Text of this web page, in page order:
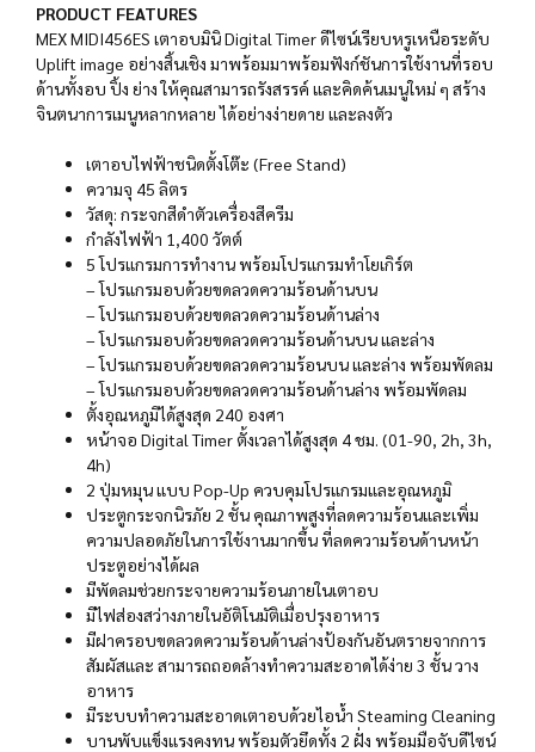
PRODUCT FEATURES
MEX MIDI456ES เตาอบมินิ Digital Timer ดีไซน์เรียบหรูเหนือระดับ
Uplift image อย่างสิ้นเชิง มาพร้อมมาพร้อมฟังก์ชันการใช้งานที่รอบ
ด้านทั้งอบ ปิ้ง ย่าง ให้คุณสามารถรังสรรค์ และคิดค้นเมนูใหม่ ๆ สร้าง
จินตนาการเมนูหลากหลาย ได้อย่างง่ายดาย และลงตัว
เตาอบไฟฟ้าชนิดตั้งโต๊ะ (Free Stand)
ความจุ 45 ลิตร
วัสดุ: กระจกสีดำตัวเครื่องสีครีม
กำลังไฟฟ้า 1,400 วัตต์
5 โปรแกรมการทำงาน พร้อมโปรแกรมทำโยเกิร์ต
– โปรแกรมอบด้วยขดลวดความร้อนด้านบน
– โปรแกรมอบด้วยขดลวดความร้อนด้านล่าง
– โปรแกรมอบด้วยขดลวดความร้อนด้านบน และล่าง
– โปรแกรมอบด้วยขดลวดความร้อนบน และล่าง พร้อมพัดลม
– โปรแกรมอบด้วยขดลวดความร้อนด้านล่าง พร้อมพัดลม
ตั้งอุณหภูมิได้สูงสุด 240 องศา
หน้าจอ Digital Timer ตั้งเวลาได้สูงสุด 4 ชม. (01-90, 2h, 3h,
4h)
2 ปุ่มหมุน แบบ Pop-Up ควบคุมโปรแกรมและอุณหภูมิ
ประตูกระจกนิรภัย 2 ชั้น คุณภาพสูงที่ลดความร้อนและเพิ่ม
ความปลอดภัยในการใช้งานมากขึ้น ที่ลดความร้อนด้านหน้า
ประตูอย่างได้ผล
มีพัดลมช่วยกระจายความร้อนภายในเตาอบ
มีไฟส่องสว่างภายในอัติโนมัติเมื่อปรุงอาหาร
มีฝาครอบขดลวดความร้อนด้านล่างป้องกันอันตรายจากการ
สัมผัสและ สามารถถอดล้างทำความสะอาดได้ง่าย 3 ชั้น วาง
อาหาร
มีระบบทำความสะอาดเตาอบด้วยไอน้ำ Steaming Cleaning
บานพับแข็งแรงคงทน พร้อมตัวยึดทั้ง 2 ฝั่ง พร้อมมือจับดีไซน์